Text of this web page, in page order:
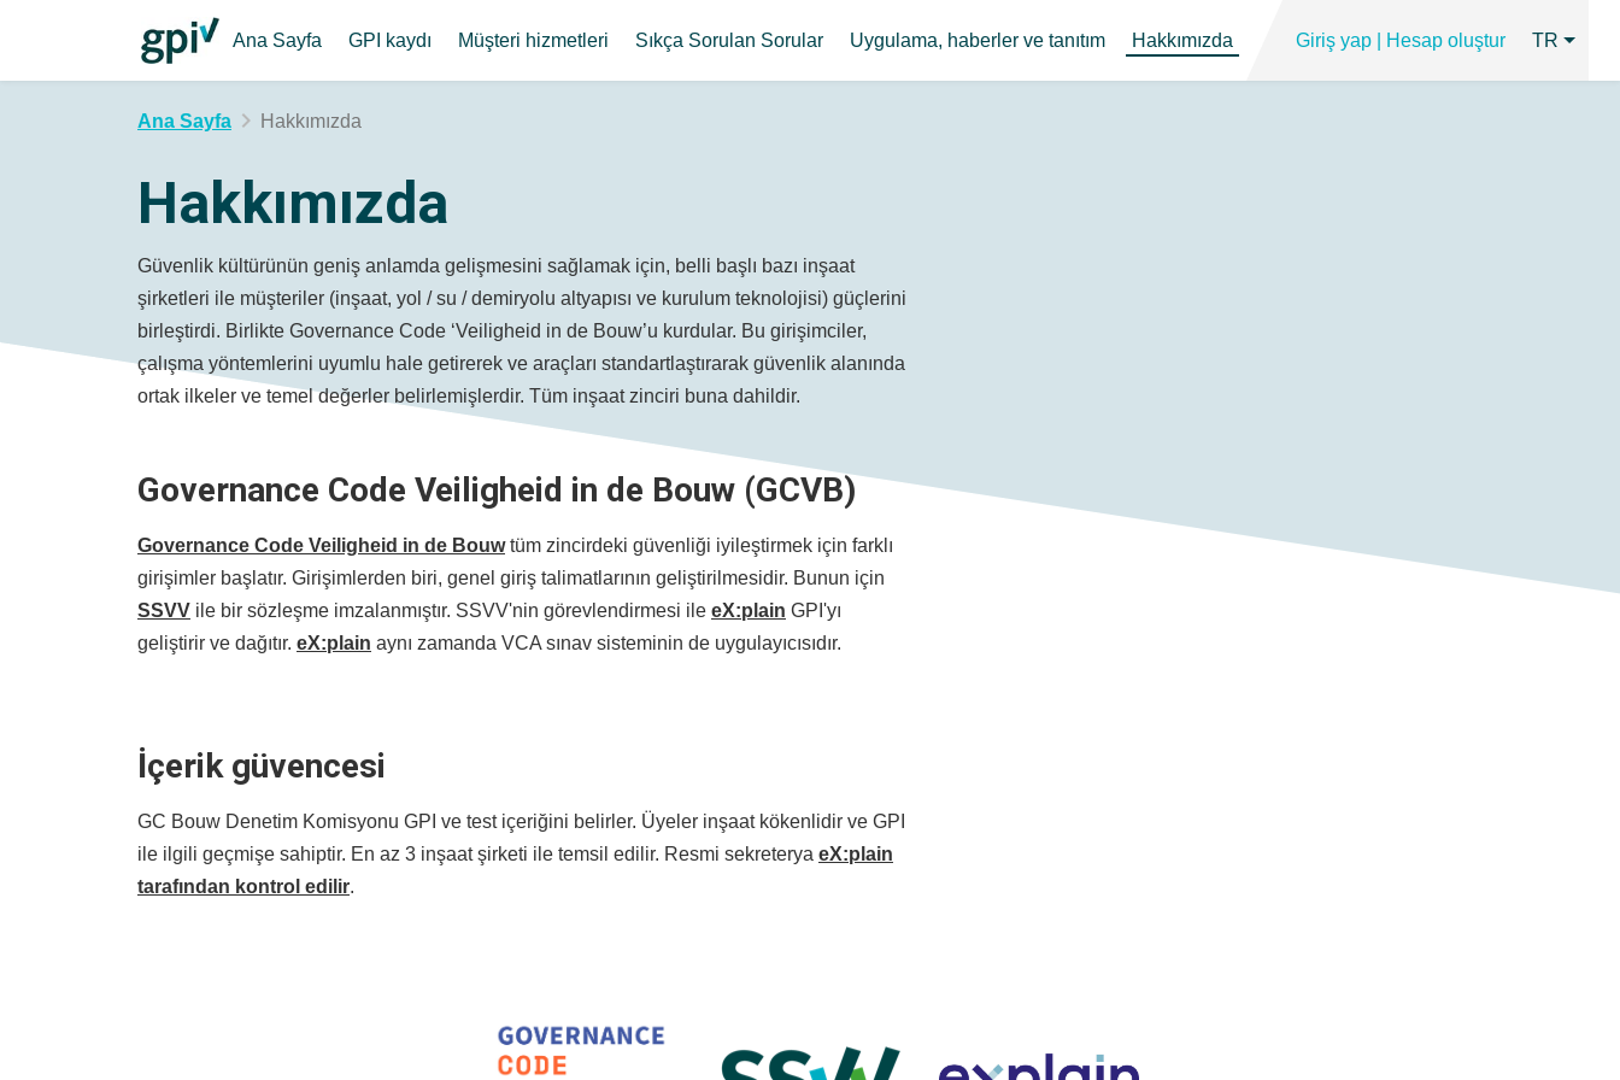
Ana Sayfa GPI kaydı Müşteri hizmetleri Sıkça Sorulan Sorular Uygulama, haberler ve tanıtım Hakkımızda Giriş yap | Hesap oluştur TR
Ana Sayfa Hakkımızda
Hakkımızda
Güvenlik kültürünün geniş anlamda gelişmesini sağlamak için, belli başlı bazı inşaat
şirketleri ile müşteriler (inşaat, yol / su / demiryolu altyapısı ve kurulum teknolojisi) güçlerini
birleştirdi. Birlikte Governance Code ‘Veiligheid in de Bouw’u kurdular. Bu girişimciler,
çalışma yöntemlerini uyumlu hale getirerek ve araçları standartlaştırarak güvenlik alanında
ortak ilkeler ve temel değerler belirlemişlerdir. Tüm inşaat zinciri buna dahildir.
Governance Code Veiligheid in de Bouw (GCVB)
Governance Code Veiligheid in de Bouwtüm zincirdeki güvenliği iyileştirmek için farklı
girişimler başlatır. Girişimlerden biri, genel giriş talimatlarının geliştirilmesidir. Bunun için
SSVV ile bir sözleşme imzalanmıştır. SSVV'nin görevlendirmesi ile eX:plain GPI'yı
geliştirir ve dağıtır. eX:plain aynı zamanda VCA sınav sisteminin de uygulayıcısıdır.
İçerik güvencesi
GC Bouw Denetim Komisyonu GPI ve test içeriğini belirler. Üyeler inşaat kökenlidir ve GPI
ile ilgili geçmişe sahiptir. En az 3 inşaat şirketi ile temsil edilir. Resmi sekreterya eX:plain
tarafından kontrol edilir.
© 2026 — Jouw Bedrijfsnaam